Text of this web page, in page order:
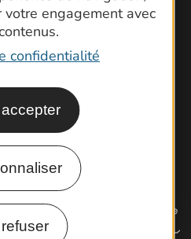
engagement avec
confidentialité
et Topoguides
Gard